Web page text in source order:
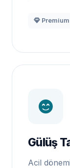
Premium
Gülüş
Acil